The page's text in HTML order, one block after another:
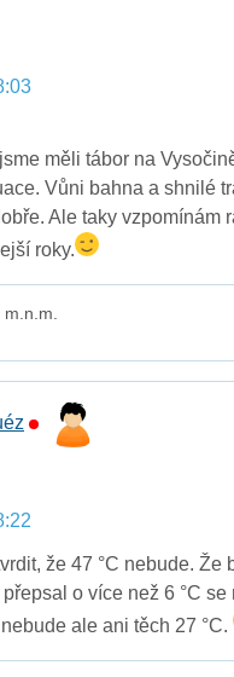
měli tábor na
Vůni bahna a shnilé
Ale taky vzpomínám
roky.
že 47 °C nebude. Že
o více než 6 °C se
ale ani těch 27 °C.